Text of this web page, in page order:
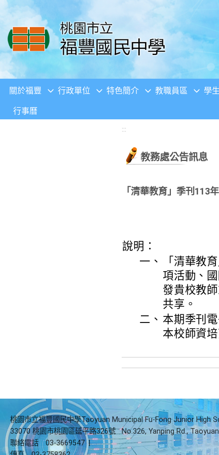
移至網頁之主要內容區位置
關於福豐 行政單位 特色簡介 教職員區 學
行事曆
:::
教務處公告訊息
「清華教育」季刊113
說明：
一、
「清華教
項活動、
發貴校教
共享。
二、 本期季刊
本校師資
桃園市立福豐國民中學Taoyuan Municipal Fu-Fong Junior High
33070 桃園市桃園區延平路326號
No.326, Yanping Rd.,
聯絡電話
03-3669547 |